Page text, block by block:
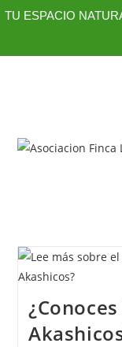
TU ESPACIO